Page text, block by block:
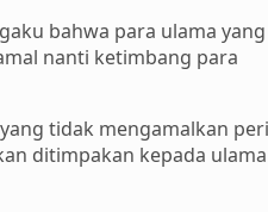
bahwa para ulama yang
nanti ketimbang para
tidak mengamalkan
ditimpakan kepada